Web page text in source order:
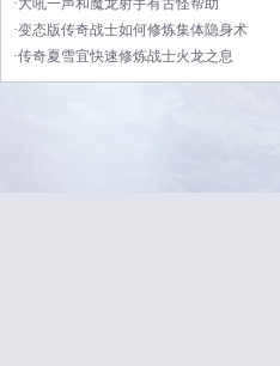
·大吼一声和魔龙射手有古怪帮助
·变态版传奇战士如何修炼集体隐身术
·传奇夏雪宜快速修炼战士火龙之息